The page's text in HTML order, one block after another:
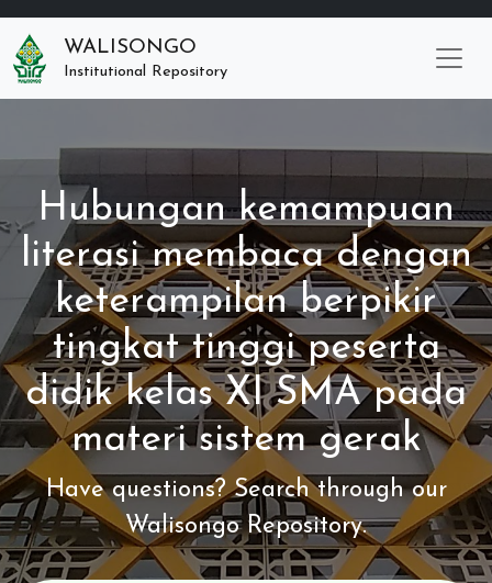
WALISONGO
Institutional Repository
Hubungan kemampuan
literasi membaca dengan
keterampilan berpikir
tingkat tinggi peserta
didik kelas XI SMA pada
materi sistem gerak
Have questions? Search through our
Walisongo Repository.